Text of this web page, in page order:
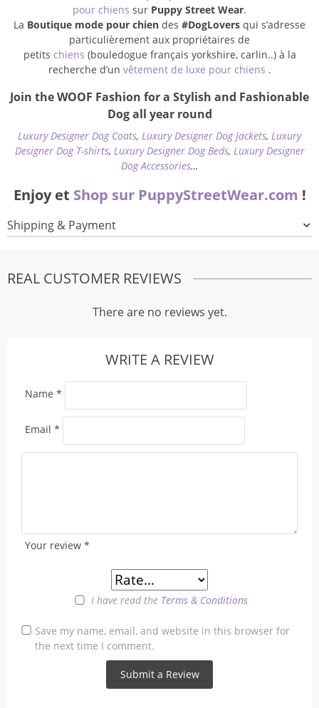
pour chiens sur Puppy Street Wear.
La Boutique mode pour chien des #DogLovers qui s’adresse
particulièrement aux propriétaires de
petits chiens (bouledogue français yorkshire, carlin..) à la
recherche d’un vêtement de luxe pour chiens .
Join the WOOF Fashion for a Stylish and Fashionable
Dog all year round
Luxury Designer Dog Coats, Luxury Designer Dog Jackets, Luxury
Designer Dog T-shirts, Luxury Designer Dog Beds, Luxury Designer
Dog Accessories…
Enjoy et Shop sur PuppyStreetWear.com !
Shipping & Payment
REAL CUSTOMER REVIEWS
There are no reviews yet.
WRITE A REVIEW
Your review *
I have read the Terms & Conditions
Name *
Email *
Save my name, email, and website in this browser for
the next time I comment.